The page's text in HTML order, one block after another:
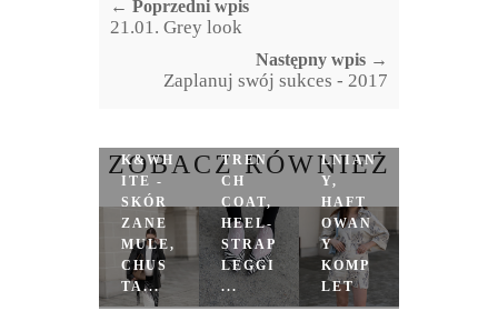
← Poprzedni wpis
21.01. Grey look
Następny wpis →
Zaplanuj swój sukces - 2017
ZOBACZ RÓWNIEŻ
K&WH
ITE -
SKÓR
ZANE
MULE,
CHUS
TA...
TREN
CH
COAT,
HEEL-
STRAP
LEGGI
...
LNIAN
Y,
HAFT
OWAN
Y
KOMP
LET